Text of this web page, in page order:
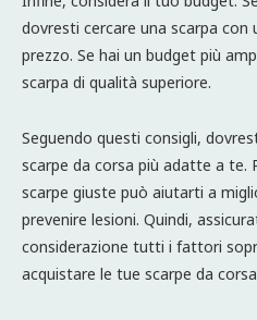
dovresti cercare una scarpa
prezzo. Se hai un budget più
scarpa di qualità superiore.
Seguendo questi consigli,
scarpe da corsa più adatte a te.
scarpe giuste può aiutarti a
prevenire lesioni. Quindi,
considerazione tutti i fattori
acquistare le tue scarpe da